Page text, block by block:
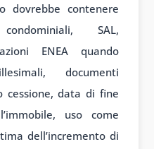
dovrebbe contenere
SAL,
ENEA quando
documenti
cessione, data di fine
uso come
dell’incremento di